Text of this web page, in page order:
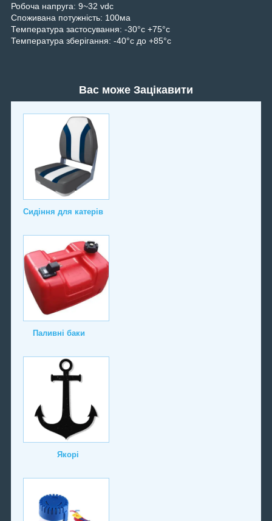
Робоча напруга: 9~32 vdc
Споживана потужність: 100ма
Температура застосування: -30°c +75°c
Температура зберігання: -40°c до +85°c
Вас може Зацікавити
Сидіння для катерів
Паливні баки
Якорі